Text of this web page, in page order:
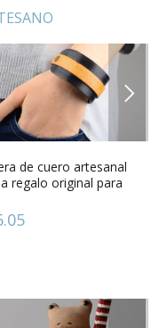
de cuero artesanal
regalo original para
NEXT